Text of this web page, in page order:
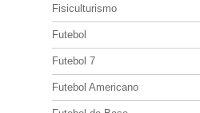
Fisiculturismo
Futebol
Futebol 7
Futebol Americano